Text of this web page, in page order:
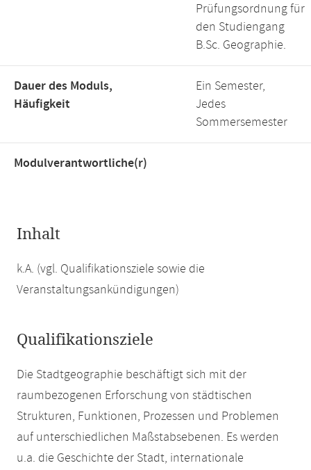
Prüfungsordnung für
den Studiengang
B.Sc. Geographie.
Dauer des Moduls,
Häufigkeit
Ein Semester,
Jedes
Sommersemester
Modulverantwortliche(r)
Inhalt
k.A. (vgl. Qualifikationsziele sowie die
Veranstaltungsankündigungen)
Qualifikationsziele
Die Stadtgeographie beschäftigt sich mit der
raumbezogenen Erforschung von städtischen
Strukturen, Funktionen, Prozessen und Problemen
auf unterschiedlichen Maßstabsebenen. Es werden
u.a. die Geschichte der Stadt, internationale